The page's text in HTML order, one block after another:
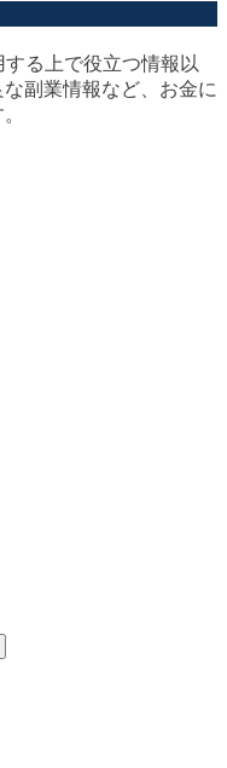
る上で役立つ情報以
副業情報など、お金に